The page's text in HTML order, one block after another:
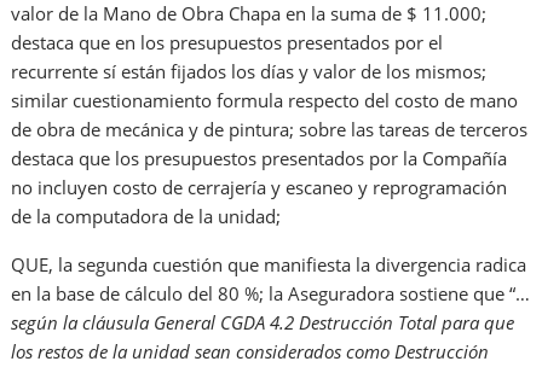
valor de la Mano de Obra Chapa en la suma de $ 11.000;
destaca que en los presupuestos presentados por el
recurrente sí están fijados los días y valor de los mismos;
similar cuestionamiento formula respecto del costo de mano
de obra de mecánica y de pintura; sobre las tareas de terceros
destaca que los presupuestos presentados por la Compañía
no incluyen costo de cerrajería y escaneo y reprogramación
de la computadora de la unidad;
QUE, la segunda cuestión que manifiesta la divergencia radica
en la base de cálculo del 80 %; la Aseguradora sostiene que “…
según la cláusula General CGDA 4.2 Destrucción Total para que
los restos de la unidad sean considerados como Destrucción